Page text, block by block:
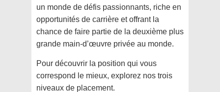
un monde de défis passionnants, riche en
opportunités de carrière et offrant la
chance de faire partie de la deuxième plus
grande main-d’œuvre privée au monde.
Pour découvrir la position qui vous
correspond le mieux, explorez nos trois
niveaux de placement.